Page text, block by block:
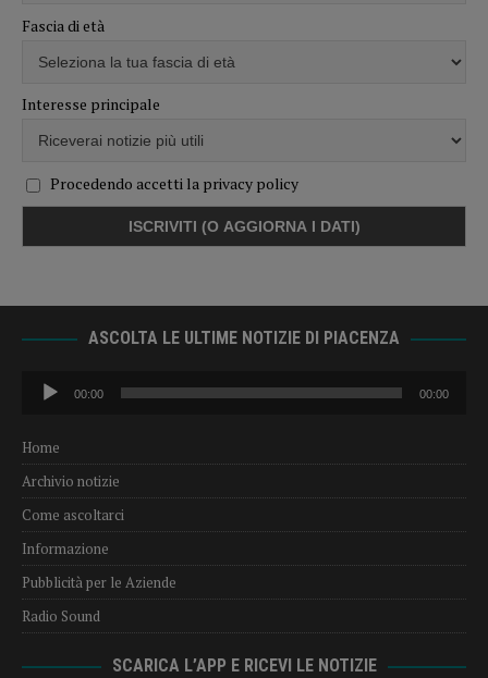
Fascia di età
Interesse principale
Procedendo accetti la privacy policy
ASCOLTA LE ULTIME NOTIZIE DI PIACENZA
Audio
Player
00:00 00:00
Home
Archivio notizie
Come ascoltarci
Informazione
Pubblicità per le Aziende
Radio Sound
SCARICA L’APP E RICEVI LE NOTIZIE